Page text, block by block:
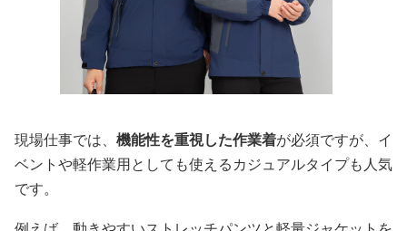
現場仕事では、 機能性を重視した作業着が必須ですが、イ
ベントや軽作業用としても使えるカジュアルタイプも人気
です。